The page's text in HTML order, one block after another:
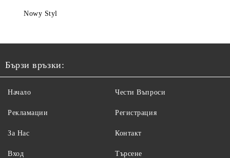
Nowy Styl
Бързи връзки:
Начало
Рекламации
За Нас
Вход
Чести Въпроси
Регистрация
Контакт
Търсене